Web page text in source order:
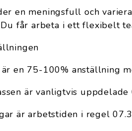
en meningsfull och
får arbeta i ett flexibelt
en 75-100% anställning
är vanligtvis
är arbetstiden i regel